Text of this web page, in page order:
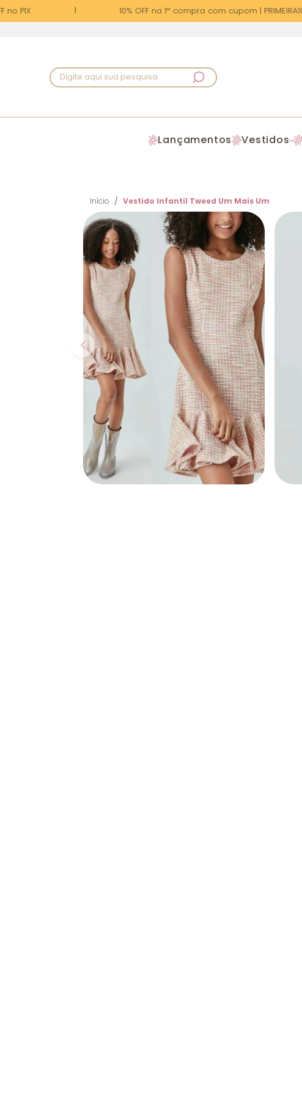
PIX 10% OFF na 1ª compra com cupom | PRIMEIRA10
Digite aqui sua pesquisa
Lançamentos Vestidos
Início Vestido Infantil Tweed Um Mais Um